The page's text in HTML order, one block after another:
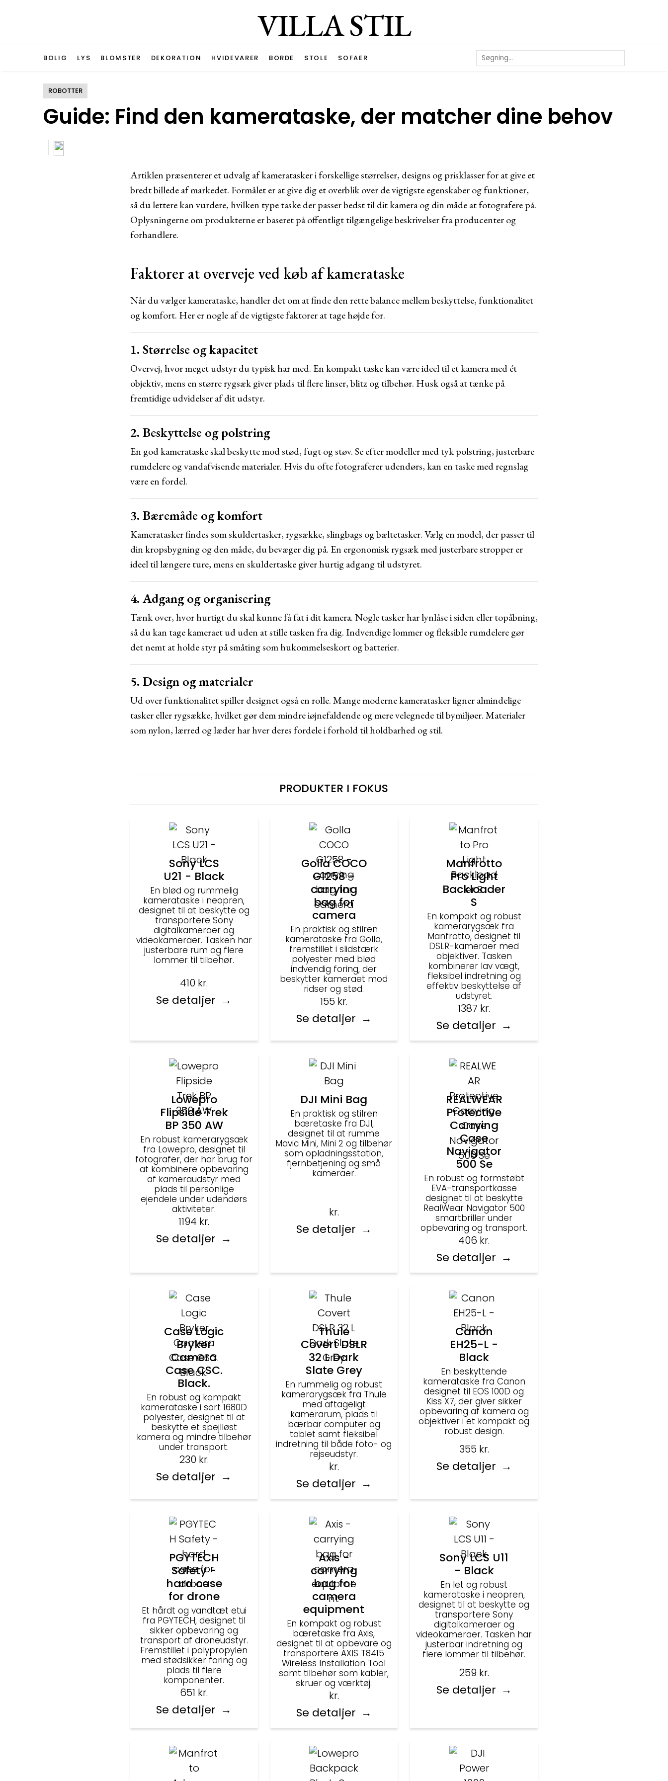
VILLA STIL
BOLIG LYS BLOMSTER DEKORATION HVIDEVARER BORDE STOLE SOFAER
Guide: Find den kamerataske, der matcher dine behov
ROBOTTER
Artiklen præsenterer et udvalg af kameratasker i forskellige størrelser, designs og prisklasser for at give et
bredt billede af markedet. Formålet er at give dig et overblik over de vigtigste egenskaber og funktioner,
så du lettere kan vurdere, hvilken type taske der passer bedst til dit kamera og din måde at fotografere på.
Oplysningerne om produkterne er baseret på offentligt tilgængelige beskrivelser fra producenter og
forhandlere.
Faktorer at overveje ved køb af kamerataske
Når du vælger kamerataske, handler det om at finde den rette balance mellem beskyttelse, funktionalitet
og komfort. Her er nogle af de vigtigste faktorer at tage højde for.
1. Størrelse og kapacitet
Overvej, hvor meget udstyr du typisk har med. En kompakt taske kan være ideel til et kamera med ét
objektiv, mens en større rygsæk giver plads til flere linser, blitz og tilbehør. Husk også at tænke på
fremtidige udvidelser af dit udstyr.
2. Beskyttelse og polstring
En god kamerataske skal beskytte mod stød, fugt og støv. Se efter modeller med tyk polstring, justerbare
rumdelere og vandafvisende materialer. Hvis du ofte fotograferer udendørs, kan en taske med regnslag
være en fordel.
3. Bæremåde og komfort
Kameratasker findes som skuldertasker, rygsække, slingbags og bæltetasker. Vælg en model, der passer til
din kropsbygning og den måde, du bevæger dig på. En ergonomisk rygsæk med justerbare stropper er
ideel til længere ture, mens en skuldertaske giver hurtig adgang til udstyret.
4. Adgang og organisering
Tænk over, hvor hurtigt du skal kunne få fat i dit kamera. Nogle tasker har lynlåse i siden eller topåbning,
så du kan tage kameraet ud uden at stille tasken fra dig. Indvendige lommer og fleksible rumdelere gør
det nemt at holde styr på småting som hukommelseskort og batterier.
5. Design og materialer
Ud over funktionalitet spiller designet også en rolle. Mange moderne kameratasker ligner almindelige
tasker eller rygsække, hvilket gør dem mindre iøjnefaldende og mere velegnede til bymiljøer. Materialer
som nylon, lærred og læder har hver deres fordele i forhold til holdbarhed og stil.
PRODUKTER I FOKUS
Sony LCS
U21 - Black
En blød og rummelig
kamerataske i neopren,
designet til at beskytte og
transportere Sony
digitalkameraer og
videokameraer. Tasken har
justerbare rum og flere
lommer til tilbehør.
410 kr.
Se detaljer
Golla COCO
G1258 -
carrying
bag for
camera
En praktisk og stilren
kamerataske fra Golla,
fremstillet i slidstærk
polyester med blød
indvendig foring, der
beskytter kameraet mod
ridser og stød.
155 kr.
Se detaljer
Manfrotto
Pro Light
Backloader
S
En kompakt og robust
kamerarygsæk fra
Manfrotto, designet til
DSLR-kameraer med
objektiver. Tasken
kombinerer lav vægt,
fleksibel indretning og
effektiv beskyttelse af
udstyret.
1387 kr.
Se detaljer
Lowepro
Flipside Trek
BP 350 AW
En robust kamerarygsæk
fra Lowepro, designet til
fotografer, der har brug for
at kombinere opbevaring
af kameraudstyr med
plads til personlige
ejendele under udendørs
aktiviteter.
1194 kr.
Se detaljer
DJI Mini Bag
En praktisk og stilren
bæretaske fra DJI,
designet til at rumme
Mavic Mini, Mini 2 og tilbehør
som opladningsstation,
fjernbetjening og små
kameraer.
kr.
Se detaljer
REALWEAR
Protective
Carrying
Case
Navigator
500 Se
En robust og formstøbt
EVA-transportkasse
designet til at beskytte
RealWear Navigator 500
smartbriller under
opbevaring og transport.
406 kr.
Se detaljer
Case Logic
Bryker
Camera
Case CSC.
Black.
En robust og kompakt
kamerataske i sort 1680D
polyester, designet til at
beskytte et spejlløst
kamera og mindre tilbehør
under transport.
230 kr.
Se detaljer
Thule
Covert DSLR
32 L Dark
Slate Grey
En rummelig og robust
kamerarygsæk fra Thule
med aftageligt
kamerarum, plads til
bærbar computer og
tablet samt fleksibel
indretning til både foto- og
rejseudstyr.
kr.
Se detaljer
Canon
EH25-L -
Black
En beskyttende
kamerataske fra Canon
designet til EOS 100D og
Kiss X7, der giver sikker
opbevaring af kamera og
objektiver i et kompakt og
robust design.
355 kr.
Se detaljer
PGYTECH
Safety -
hard case
for drone
Et hårdt og vandtæt etui
fra PGYTECH, designet til
sikker opbevaring og
transport af droneudstyr.
Fremstillet i polypropylen
med stødsikker foring og
plads til flere
komponenter.
651 kr.
Se detaljer
Axis -
carrying
bag for
camera
equipment
En kompakt og robust
bæretaske fra Axis,
designet til at opbevare og
transportere AXIS T8415
Wireless Installation Tool
samt tilbehør som kabler,
skruer og værktøj.
kr.
Se detaljer
Sony LCS U11
- Black
En let og robust
kamerataske i neopren,
designet til at beskytte og
transportere Sony
digitalkameraer og
videokameraer. Tasken har
justerbar indretning og
flere lommer til tilbehør.
259 kr.
Se detaljer